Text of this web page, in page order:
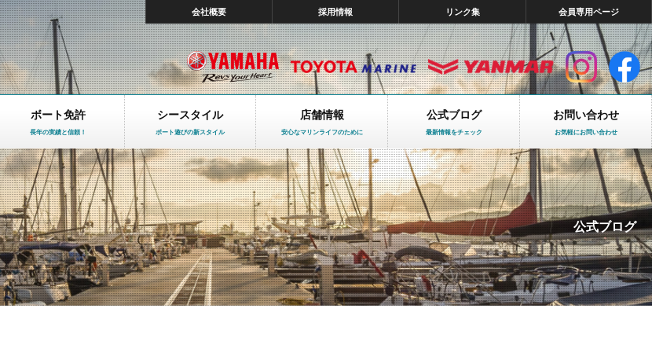
会社概要 採用情報 リンク集 会員専用ページ
ボート免許
長年の実績と信頼！
シースタイル
ボート遊びの新スタイル
店舗情報
安心なマリンライフのために
公式ブログ
最新情報をチェック
お問い合わせ
お気軽にお問い合わせ
公式ブログ